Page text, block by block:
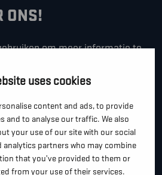
uses cookies
content and ads, to provide
and to analyse our traffic. We also
your use of our site with our social
analytics partners who may combine
that you’ve provided to them or
from your use of their services.
ONS!
om meer informatie te
aan
*